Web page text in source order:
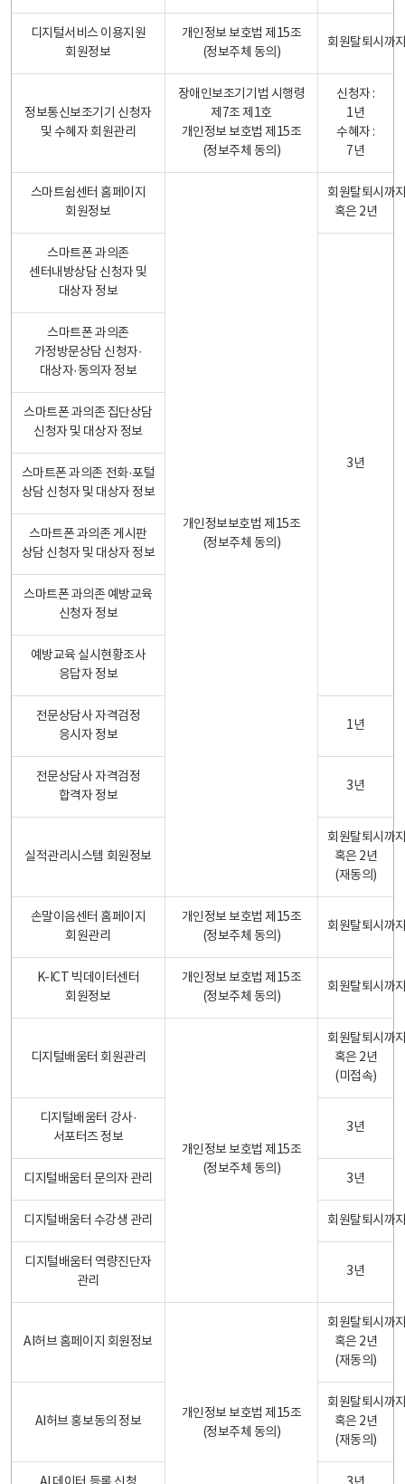
디지털서비스 이용지원
회원정보
개인정보 보호법 제15조
(정보주체 동의)
회원탈퇴시까
정보통신보조기기 신청자
및 수혜자 회원관리
장애인보조기기법 시행령
제7조 제1호
개인정보 보호법 제15조
(정보주체 동의)
신청자 :
1년
수혜자 :
7년
스마트쉼센터 홈페이지
회원정보
개인정보보호법 제15조
(정보주체 동의)
회원탈퇴시까
혹은 2년
스마트폰 과의존
센터내방상담 신청자 및
대상자 정보
3년
스마트폰 과의존
가정방문상담 신청자·
대상자·동의자 정보
스마트폰 과의존 집단상담
신청자 및 대상자 정보
스마트폰 과의존 전화·포털
상담 신청자 및 대상자 정보
스마트폰 과의존 게시판
상담 신청자 및 대상자 정보
스마트폰 과의존 예방교육
신청자 정보
예방교육 실시현황조사
응답자 정보
전문상담사 자격검정
응시자 정보
1년
전문상담사 자격검정
합격자 정보
3년
실적관리시스템 회원정보
회원탈퇴시까
혹은 2년
(재동의)
손말이음센터 홈페이지
회원관리
개인정보 보호법 제15조
(정보주체 동의)
회원탈퇴시까
K-ICT 빅데이터센터
회원정보
개인정보 보호법 제15조
(정보주체 동의)
회원탈퇴시까
디지털배움터 회원관리
개인정보 보호법 제15조
(정보주체 동의)
회원탈퇴시까
혹은 2년
(미접속)
디지털배움터 강사·
서포터즈 정보
3년
디지털배움터 문의자 관리 3년
디지털배움터 수강생 관리 회원탈퇴시까
디지털배움터 역량진단자
관리
3년
AI허브 홈페이지 회원정보
개인정보 보호법 제15조
(정보주체 동의)
회원탈퇴시까
혹은 2년
(재동의)
AI허브 홍보동의 정보
회원탈퇴시까
혹은 2년
(재동의)